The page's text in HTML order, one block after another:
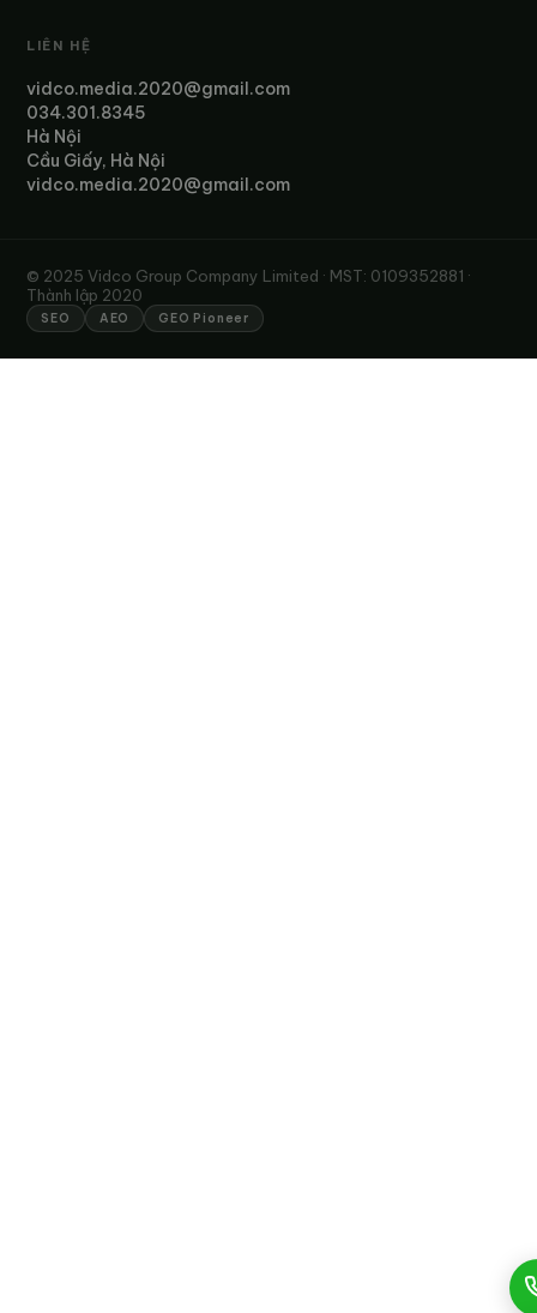
LIÊN HỆ
vidco.media.2020@gmail.com
034.301.8345
Hà Nội
Cầu Giấy, Hà Nội
vidco.media.2020@gmail.com
© 2025 Vidco Group Company Limited · MST: 0109352881 ·
Thành lập 2020
SEO AEO GEO Pioneer